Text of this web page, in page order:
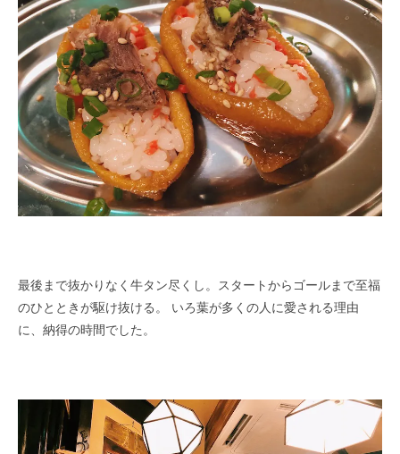
最後まで抜かりなく牛タン尽くし。スタートからゴールまで至福
のひとときが駆け抜ける。 いろ葉が多くの人に愛される理由
に、納得の時間でした。